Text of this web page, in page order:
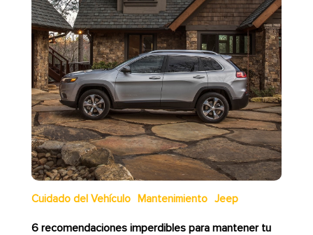
Cuidado del Vehículo Mantenimiento Jeep
6 recomendaciones imperdibles para mantener tu